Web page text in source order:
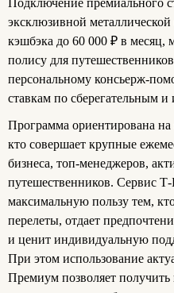
эксклюзивной
кэшбэка до 60 000 ₽ в месяц,
полису для
персональному консьерж-
ставкам по сберегательным
Программа ориентирована на
кто совершает крупные
бизнеса, топ-менеджеров,
путешественников. Сервис
максимальную пользу тем,
перелеты, отдает
и ценит индивидуальную
При этом использование
Премиум позволяет